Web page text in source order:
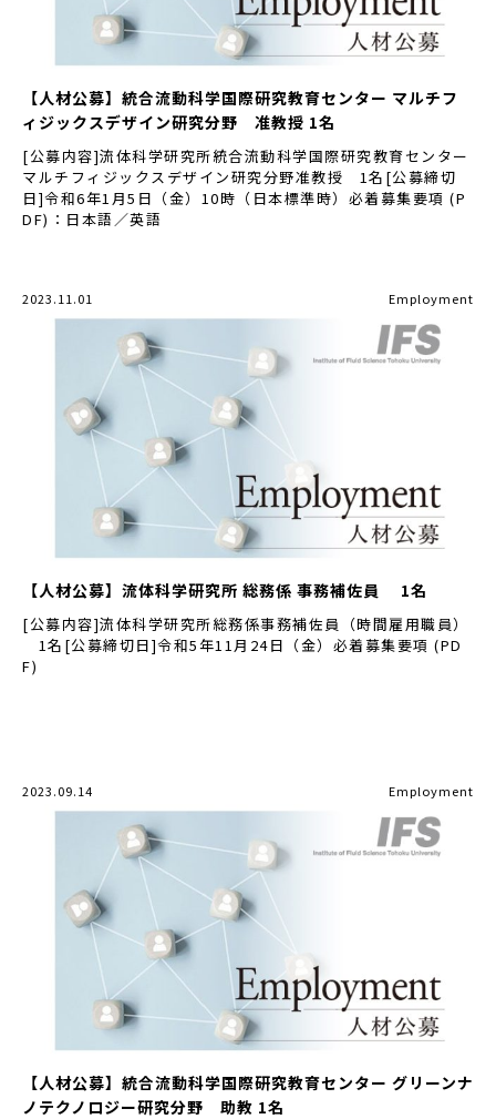
【人材公募】統合流動科学国際研究教育センター マルチフ
ィジックスデザイン研究分野 准教授 1名
[公募内容]流体科学研究所統合流動科学国際研究教育センター
マルチフィジックスデザイン研究分野准教授 1名[公募締切
日]令和6年1月5日（金）10時（日本標準時）必着募集要項 (P
DF)：日本語／英語
2023.11.01 Employment
【人材公募】流体科学研究所 総務係 事務補佐員 1名
[公募内容]流体科学研究所総務係事務補佐員（時間雇用職員）
1名[公募締切日]令和5年11月24日（金）必着募集要項 (PD
F)
2023.09.14 Employment
【人材公募】統合流動科学国際研究教育センター グリーンナ
ノテクノロジー研究分野 助教 1名